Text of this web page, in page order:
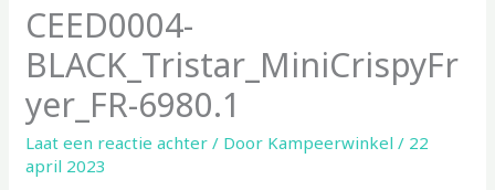
CEED0004-
BLACK_Tristar_MiniCrispyFr
yer_FR-6980.1
Laat een reactie achter / Door Kampeerwinkel/ 22
april 2023